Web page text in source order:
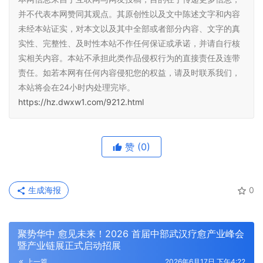
并不代表本网赞同其观点。其原创性以及文中陈述文字和内容
未经本站证实，对本文以及其中全部或者部分内容、文字的真
实性、完整性、及时性本站不作任何保证或承诺，并请自行核
实相关内容。本站不承担此类作品侵权行为的直接责任及连带
责任。如若本网有任何内容侵犯您的权益，请及时联系我们，
本站将会在24小时内处理完毕。
https://hz.dwxw1.com/9212.html
赞 (0)
0
生成海报
聚势华中 愈见未来！2026 首届中部武汉疗愈产业峰会
暨产业链展正式启动招展